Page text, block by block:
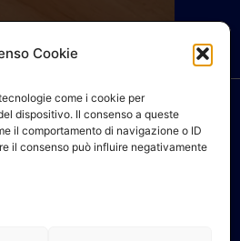
Cookie
come i cookie per
dispositivo. Il consenso a queste
il comportamento di navigazione o ID
il consenso può influire negativamente